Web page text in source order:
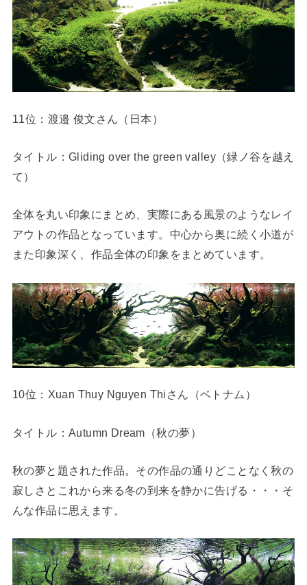
11位：渡邉 俊文さん（日本）
タイトル：Gliding over the green valley（緑ノ谷を越え
て）
全体を丸い印象にまとめ、実際にある風景のようなレイ
アウトの作品となっています。中心から奥に続く小道が
また印象深く、作品全体の印象をまとめています。
10位：Xuan Thuy Nguyen Thiさん（ベトナム）
タイトル：Autumn Dream（秋の夢）
秋の夢と題された作品。その作品の通りどことなく秋の
寂しさとこれから来る冬の到来を静かに告げる・・・そ
んな作品に思えます。